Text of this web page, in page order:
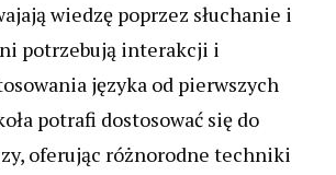
wiedzę poprzez słuchanie i
potrzebują interakcji i
języka od pierwszych
potrafi dostosować się do
oferując różnorodne techniki